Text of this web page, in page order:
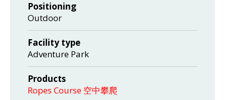
Positioning
Outdoor
Facility type
Adventure Park
Products
Ropes Course 空中攀爬